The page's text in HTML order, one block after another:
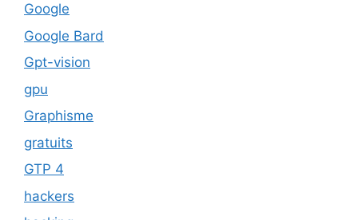
Google
Google Bard
Gpt-vision
gpu
Graphisme
gratuits
GTP 4
hackers